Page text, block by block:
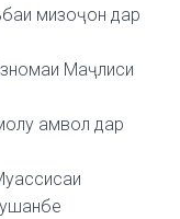
мизоҷон дар
Маҷлиси
амвол дар